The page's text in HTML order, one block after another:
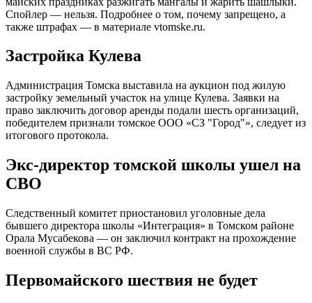
Спойлер — нельзя. Подробнее о том, почему запрещено, а
также штрафах — в материале vtomske.ru.
Застройка Кулева
Администрация Томска выставила на аукцион под жилую
застройку земельный участок на улице Кулева. Заявки на
право заключить договор аренды подали шесть организаций,
победителем признали томское ООО «СЗ "Город"», следует из
итогового протокола.
Экс-директор томской школы ушел на
СВО
Следственный комитет приостановил уголовные дела
бывшего директора школы «Интеграция» в Томском районе
Орала Мусабекова — он заключил контракт на прохождение
военной службы в ВС РФ.
Первомайского шествия не будет